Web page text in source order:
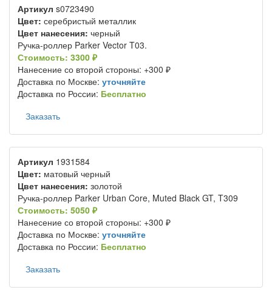
Артикул s0723490
Цвет: серебристый металлик
Цвет нанесения: черный
Ручка-роллер Parker Vector T03.
Стоимость: 3300 ₽
Нанесение со второй стороны: +300 ₽
Доставка по Москве: уточняйте
Доставка по России: Бесплатно
Заказать
Артикул 1931584
Цвет: матовый черный
Цвет нанесения: золотой
Ручка-роллер Parker Urban Core, Muted Black GT, T309
Стоимость: 5050 ₽
Нанесение со второй стороны: +300 ₽
Доставка по Москве: уточняйте
Доставка по России: Бесплатно
Заказать